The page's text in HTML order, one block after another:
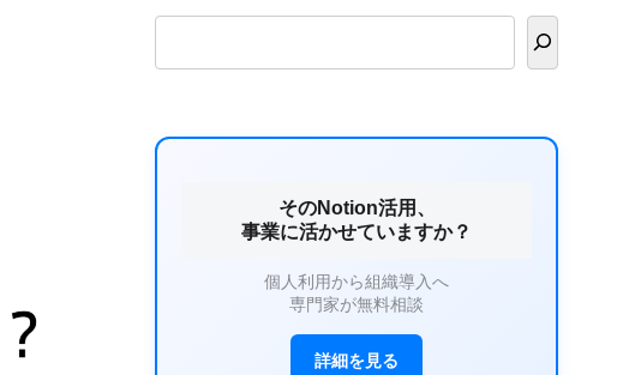
そのNotion活用、
事業に活かせていますか？
個人利用から組織導入へ
専門家が無料相談
詳細を見る